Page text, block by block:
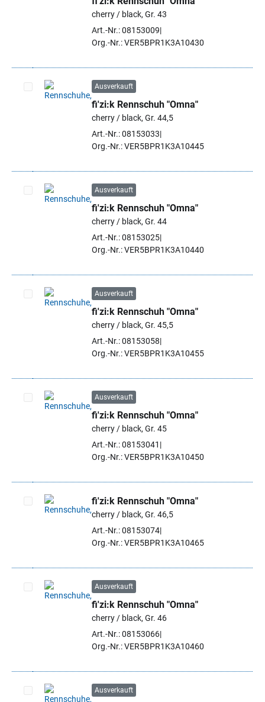
Artikel auswählen
cherry / black, Gr. 43
Art.-Nr.: 08153009
Org.-Nr.: VER5BPR1K3A10430
Artikel auswählen
Ausverkauft
fi'zi:k Rennschuh "Omna"
cherry / black, Gr. 44,5
Art.-Nr.: 08153033
Org.-Nr.: VER5BPR1K3A10445
Artikel auswählen
Ausverkauft
fi'zi:k Rennschuh "Omna"
cherry / black, Gr. 44
Art.-Nr.: 08153025
Org.-Nr.: VER5BPR1K3A10440
Artikel auswählen
Ausverkauft
fi'zi:k Rennschuh "Omna"
cherry / black, Gr. 45,5
Art.-Nr.: 08153058
Org.-Nr.: VER5BPR1K3A10455
Artikel auswählen
Ausverkauft
fi'zi:k Rennschuh "Omna"
cherry / black, Gr. 45
Art.-Nr.: 08153041
Org.-Nr.: VER5BPR1K3A10450
Artikel auswählen
fi'zi:k Rennschuh "Omna"
cherry / black, Gr. 46,5
Art.-Nr.: 08153074
Org.-Nr.: VER5BPR1K3A10465
Artikel auswählen
Ausverkauft
fi'zi:k Rennschuh "Omna"
cherry / black, Gr. 46
Art.-Nr.: 08153066
Org.-Nr.: VER5BPR1K3A10460
Ausverkauft